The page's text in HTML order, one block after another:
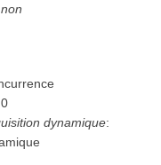
non
0
dynamique: